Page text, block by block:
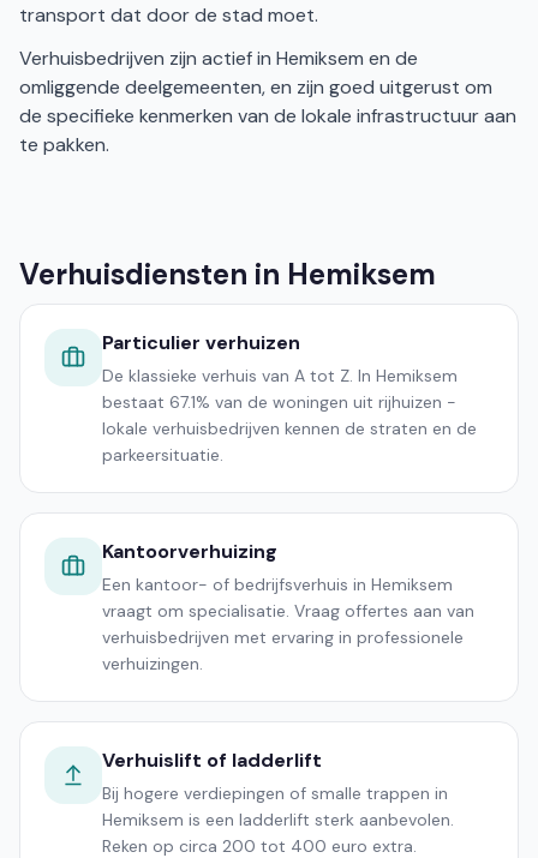
transport dat door de stad moet.
Verhuisbedrijven zijn actief in Hemiksem en de
omliggende deelgemeenten, en zijn goed uitgerust om
de specifieke kenmerken van de lokale infrastructuur aan
te pakken.
Verhuisdiensten in Hemiksem
Particulier verhuizen
De klassieke verhuis van A tot Z. In Hemiksem
bestaat 67.1% van de woningen uit rijhuizen -
lokale verhuisbedrijven kennen de straten en de
parkeersituatie.
Kantoorverhuizing
Een kantoor- of bedrijfsverhuis in Hemiksem
vraagt om specialisatie. Vraag offertes aan van
verhuisbedrijven met ervaring in professionele
verhuizingen.
Verhuislift of ladderlift
Bij hogere verdiepingen of smalle trappen in
Hemiksem is een ladderlift sterk aanbevolen.
Reken op circa 200 tot 400 euro extra.